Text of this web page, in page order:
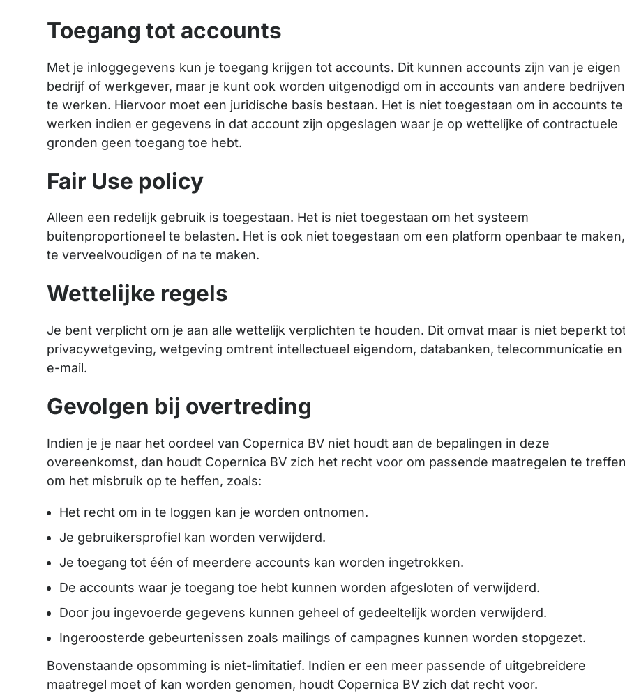
Toegang tot accounts
Met je inloggegevens kun je toegang krijgen tot accounts. Dit kunnen accounts zijn van je eigen
bedrijf of werkgever, maar je kunt ook worden uitgenodigd om in accounts van andere bedrijven
te werken. Hiervoor moet een juridische basis bestaan. Het is niet toegestaan om in accounts te
werken indien er gegevens in dat account zijn opgeslagen waar je op wettelijke of contractuele
gronden geen toegang toe hebt.
Fair Use policy
Alleen een redelijk gebruik is toegestaan. Het is niet toegestaan om het systeem
buitenproportioneel te belasten. Het is ook niet toegestaan om een platform openbaar te maken,
te verveelvoudigen of na te maken.
Wettelijke regels
Je bent verplicht om je aan alle wettelijk verplichten te houden. Dit omvat maar is niet beperkt
privacywetgeving, wetgeving omtrent intellectueel eigendom, databanken, telecommunicatie en
e-mail.
Gevolgen bij overtreding
Indien je je naar het oordeel van Copernica BV niet houdt aan de bepalingen in deze
overeenkomst, dan houdt Copernica BV zich het recht voor om passende maatregelen te
om het misbruik op te heffen, zoals:
Het recht om in te loggen kan je worden ontnomen.
Je gebruikersprofiel kan worden verwijderd.
Je toegang tot één of meerdere accounts kan worden ingetrokken.
De accounts waar je toegang toe hebt kunnen worden afgesloten of verwijderd.
Door jou ingevoerde gegevens kunnen geheel of gedeeltelijk worden verwijderd.
Ingeroosterde gebeurtenissen zoals mailings of campagnes kunnen worden stopgezet.
Bovenstaande opsomming is niet-limitatief. Indien er een meer passende of uitgebreidere
maatregel moet of kan worden genomen, houdt Copernica BV zich dat recht voor.